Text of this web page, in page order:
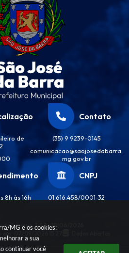
MG e os cookies:
a sua
continuar você
de
Contato
(35) 9 9239-0145
comunicacao@saojosedabarra.
mg.gov.br
8h às 16h
CNPJ
01.616.458/0001-32
do Sistema: 3.5.3 - 19/06/2026